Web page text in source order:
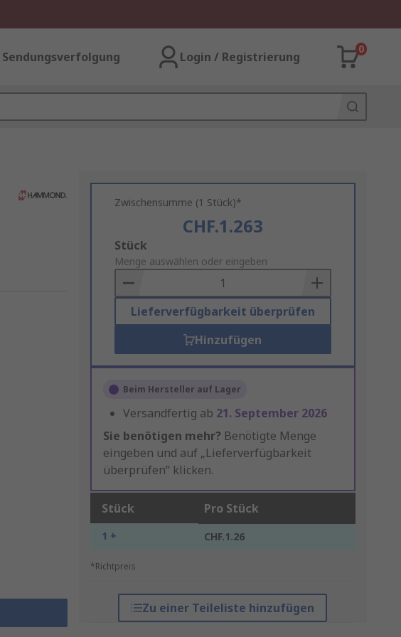
Sendungsverfolgung Login / Registrierung
0
Zwischensumme (1 Stück)*
CHF.1.263
Add
to
Basket
Stück
Menge auswählen oder eingeben
Lieferverfügbarkeit überprüfen
Hinzufügen
Beim Hersteller auf Lager
Versandfertig ab 21. September 2026
Sie benötigen mehr? Benötigte Menge
eingeben und auf „Lieferverfügbarkeit
überprüfen“ klicken.
Stück Pro Stück
1 + CHF.1.26
*Richtpreis
Zu einer Teileliste hinzufügen